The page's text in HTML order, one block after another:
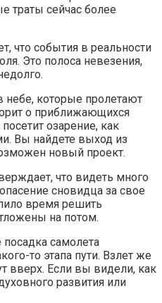
траты сейчас более
что события в реальности
Это полоса невезения,
которые пролетают
о приближающихся
озарение, как
Вы найдете выход из
новый проект.
что видеть много
сновидца за свое
время решить
на потом.
самолета
то этапа пути. Взлет же
вверх. Если вы видели, как
развития или